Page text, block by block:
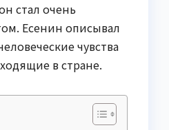
стал очень
Есенин описывал
чувства
в стране.